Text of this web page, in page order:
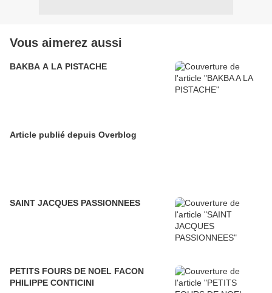
Vous aimerez aussi
BAKBA A LA PISTACHE
Article publié depuis Overblog
SAINT JACQUES PASSIONNEES
PETITS FOURS DE NOEL FACON
PHILIPPE CONTICINI